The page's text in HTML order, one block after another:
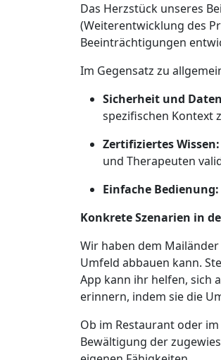
Das Herzstück unseres
(Weiterentwicklung des
Beeinträchtigungen
Im Gegensatz zu
Sicherheit und
spezifischen Kontext
Zertifiziertes Wissen:
und Therapeuten
Einfache Bedienung:
Konkrete Szenarien in
Wir haben dem
Umfeld abbauen kann.
App kann ihr helfen, sich
erinnern, indem sie die
Ob im Restaurant oder
Bewältigung der